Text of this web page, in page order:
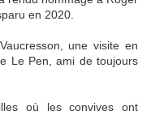
en 2020.
une visite en
Le Pen, ami de toujours
où les convives ont